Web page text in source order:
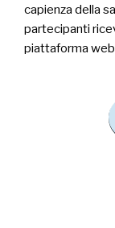
capienza della
partecipanti
piattaforma